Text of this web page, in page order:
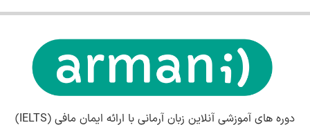
دوره های آموزشی آنلاین زبان آرمانی با ارائه ایمان مافی (IELTS)